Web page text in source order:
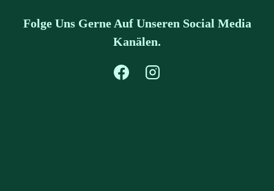
Folge Uns Gerne Auf Unseren Social Media
Kanälen.